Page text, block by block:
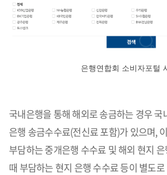
은행연합회 소비자포털
국내은행을 통해 해외로 송금하는 경우 국
은행 송금수수료(전신료 포함)가 있으며,
부담하는 중개은행 수수료 및 해외 현지
때 부담하는 현지 은행 수수료 등이 별도